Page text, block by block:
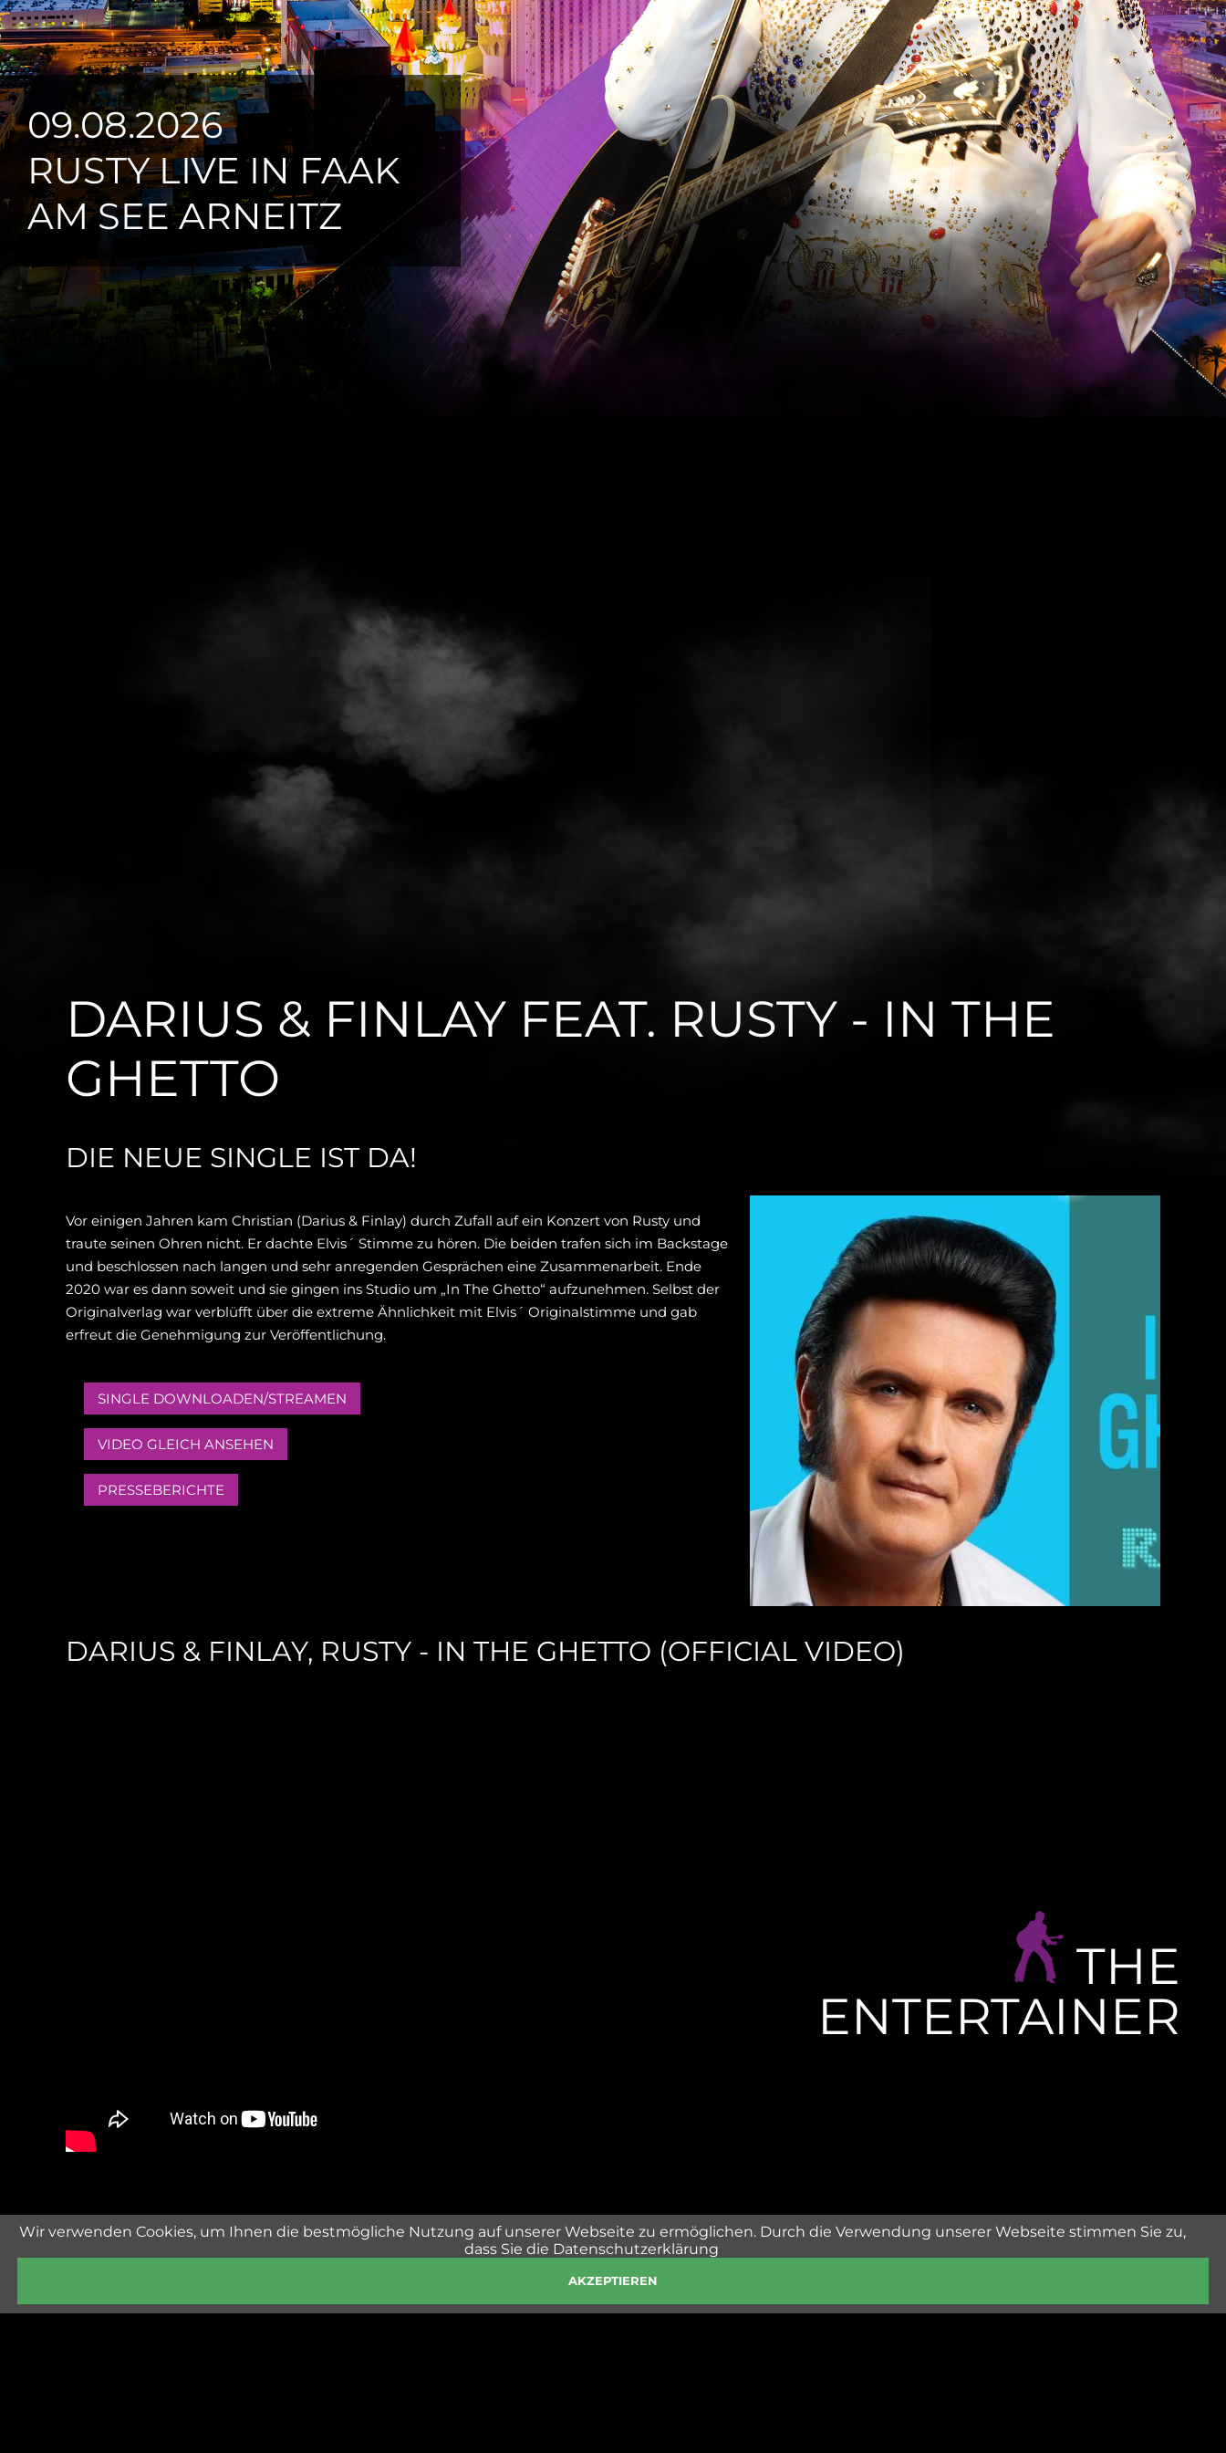
09.08.2026
RUSTY LIVE IN FAAK
AM SEE ARNEITZ
THE
ENTERTAINER
DARIUS & FINLAY FEAT. RUSTY - IN THE
GHETTO
DIE NEUE SINGLE IST DA!
Vor einigen Jahren kam Christian (Darius & Finlay) durch Zufall auf ein Konzert von Rusty und
traute seinen Ohren nicht. Er dachte Elvis´ Stimme zu hören. Die beiden trafen sich im Backstage
und beschlossen nach langen und sehr anregenden Gesprächen eine Zusammenarbeit. Ende
2020 war es dann soweit und sie gingen ins Studio um „In The Ghetto“ aufzunehmen. Selbst der
Originalverlag war verblüfft über die extreme Ähnlichkeit mit Elvis´ Originalstimme und gab
erfreut die Genehmigung zur Veröffentlichung.
SINGLE DOWNLOADEN/STREAMEN
VIDEO GLEICH ANSEHEN
PRESSEBERICHTE
DARIUS & FINLAY, RUSTY - IN THE GHETTO (OFFICIAL VIDEO)
Wir verwenden Cookies, um Ihnen die bestmögliche Nutzung auf unserer Webseite zu ermöglichen. Durch die Verwendung unserer Webseite stimmen Sie zu,
dass Sie die Datenschutzerklärung
AKZEPTIEREN